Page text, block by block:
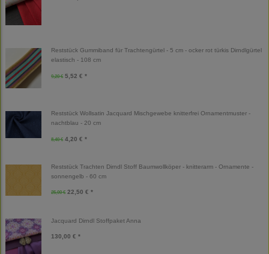
Reststück Gummiband für Trachtengürtel - 5 cm - ocker rot türkis Dirndlgürtel
elastisch - 108 cm
9,20 € 5,52 € *
Reststück Wollsatin Jacquard Mischgewebe knitterfrei Ornamentmuster -
nachtblau - 20 cm
8,40 € 4,20 € *
Reststück Trachten Dirndl Stoff Baumwollköper - knitterarm - Ornamente -
sonnengelb - 60 cm
25,00 € 22,50 € *
Jacquard Dirndl Stoffpaket Anna
130,00 € *